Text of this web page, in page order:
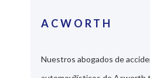
ACWORTH
Nuestros abogados de